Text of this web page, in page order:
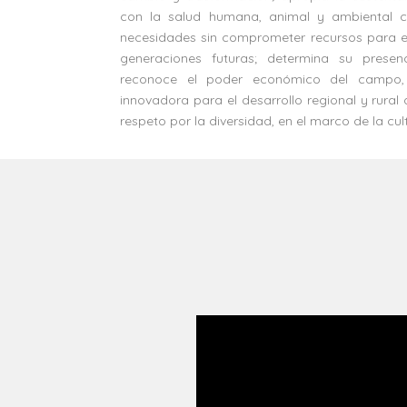
con la salud humana, animal y ambiental
necesidades sin comprometer recursos para
generaciones futuras; determina su
reconoce el poder económico del
innovadora para el desarrollo regional y rural
respeto por la diversidad, en el marco de la